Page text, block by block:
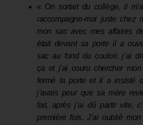
« On sortait du collège,il
raccompagne-moi juste chez
mon sac avec mes affaires
était devant sa porte il a
sac au fond du couloir, j’ai dit
ça et j’ai couru chercher
fermé la porte et il a insisté
j’avais peur que sa mère
fait, après j’ai dû partir vite,
première fois. J’ai oublié